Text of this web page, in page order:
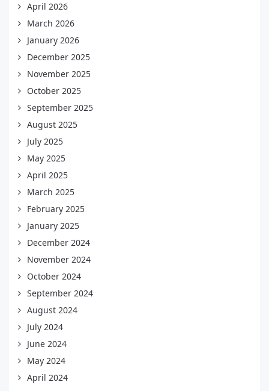
April 2026
March 2026
January 2026
December 2025
November 2025
October 2025
September 2025
August 2025
July 2025
May 2025
April 2025
March 2025
February 2025
January 2025
December 2024
November 2024
October 2024
September 2024
August 2024
July 2024
June 2024
May 2024
April 2024